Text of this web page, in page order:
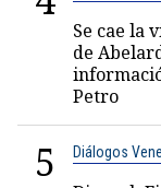
Se cae la
de
Petro
5 Diálogos